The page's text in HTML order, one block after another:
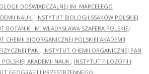
DOŚWIADCZALNEJ IM. MARCELEGO
NAUK ; INSTYTUT BIOLOGII SSAKÓW POLSKIEJ
BOTANIKI IM. WŁADYSŁAWA SZAFERA POLSKIEJ
CHEMII BIOORGANICZNEJ POLSKIEJ AKADEMII
PAN ; INSTYTUT CHEMII ORGANICZNEJ PAN
AKADEMII NAUK ; INSTYTUT FILOZOFII I
GEOGRAFII I PRZESTRZENNEGO